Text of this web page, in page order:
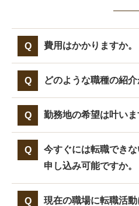
費用はかかりますか。
どのような職種の紹介
勤務地の希望は叶いま
今すぐには転職でき
申し込み可能ですか。
現在の職場に転職活